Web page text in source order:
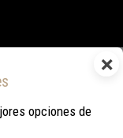
×
opciones de